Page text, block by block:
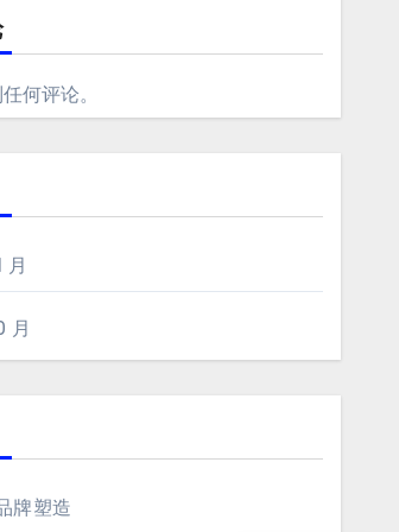
何评论。
月
月
牌塑造